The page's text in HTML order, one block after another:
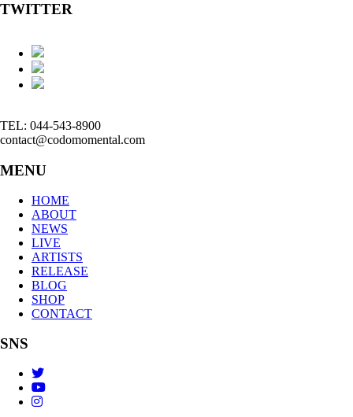
TWITTER
TEL: 044-543-8900
contact@codomomental.com
MENU
HOME
ABOUT
NEWS
LIVE
ARTISTS
RELEASE
BLOG
SHOP
CONTACT
SNS